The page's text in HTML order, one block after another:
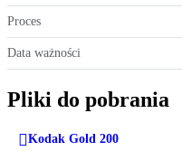
Proces
Data ważności
Pliki do pobrania
Kodak Gold 200